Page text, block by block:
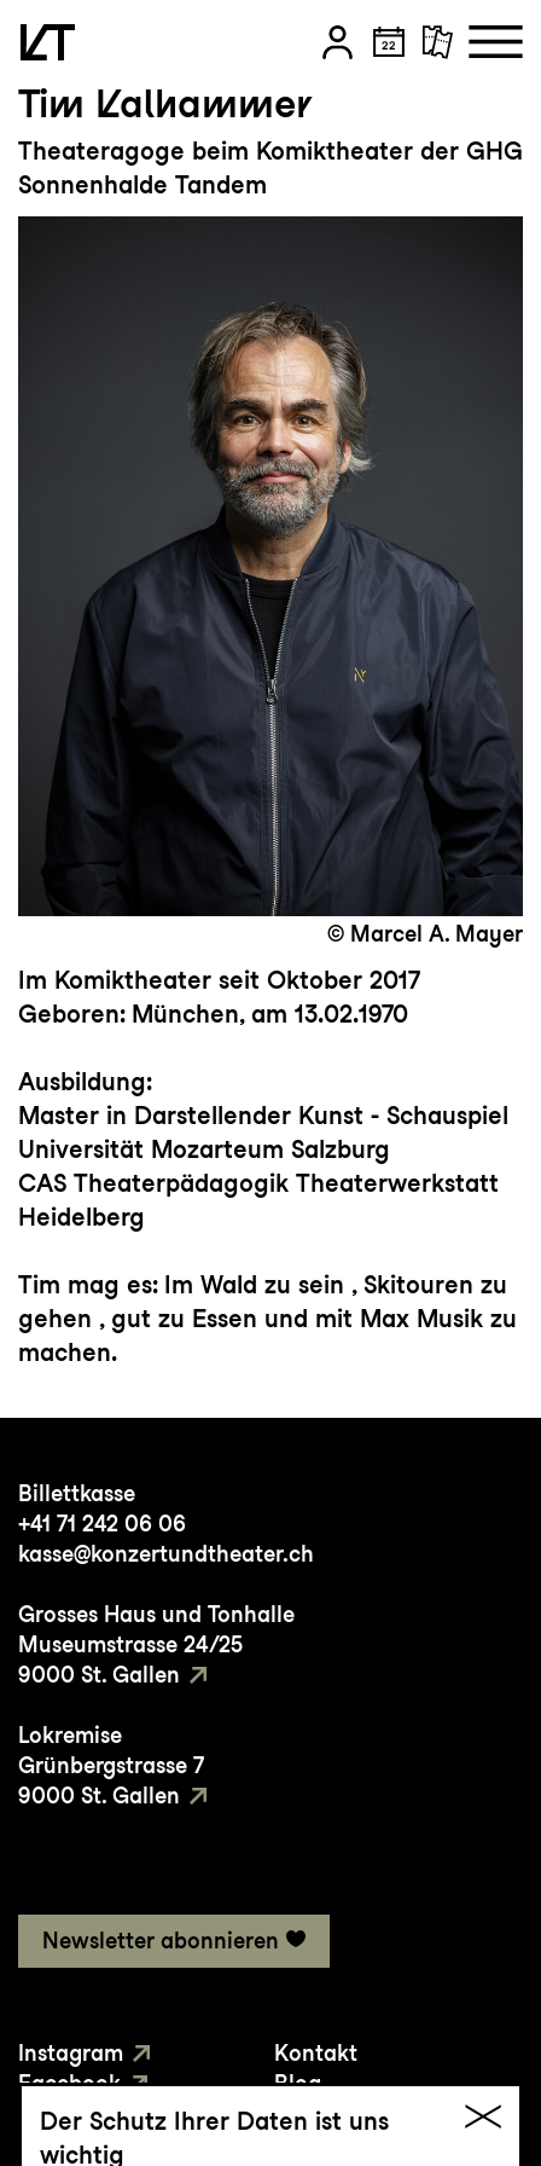
Zum Hauptinhalt springen
Zum Footer springen
Tim Kalhammer
Theateragoge beim Komiktheater der GHG
Sonnenhalde Tandem
© Marcel A. Mayer
Im Komiktheater seit Oktober 2017
Geboren: München, am 13.02.1970
Ausbildung:
Master in Darstellender Kunst - Schauspiel
Universität Mozarteum Salzburg
CAS Theaterpädagogik Theaterwerkstatt
Heidelberg
Tim mag es: Im Wald zu sein , Skitouren zu
gehen , gut zu Essen und mit Max Musik zu
machen.
Billettkasse
+41 71 242 06 06
kasse@konzertundtheater.ch
Grosses Haus und Tonhalle
Museumstrasse 24/25
9000 St. Gallen
Lokremise
Grünbergstrasse 7
9000 St. Gallen
Newsletter abonnieren
Instagram
Facebook
YouTube
Kontakt
Blog
Presse
Der Schutz Ihrer Daten ist uns
wichtig